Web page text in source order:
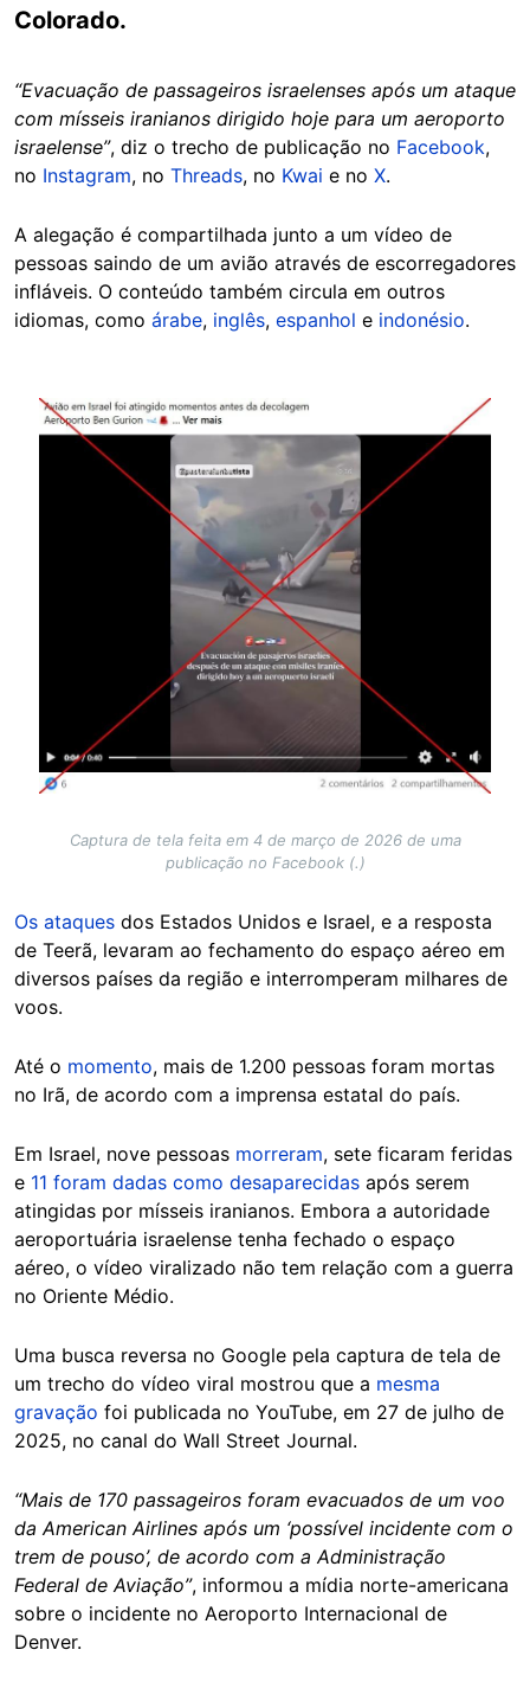
Colorado.
“Evacuação de passageiros israelenses após um ataque
com mísseis iranianos dirigido hoje para um aeroporto
israelense”, diz o trecho de publicação no Facebook,
no Instagram, no Threads, no Kwai e no X.
A alegação é compartilhada junto a um vídeo de
pessoas saindo de um avião através de escorregadores
infláveis. O conteúdo também circula em outros
idiomas, como árabe, inglês, espanhol e indonésio.
Image
Captura de tela feita em 4 de março de 2026 de uma
publicação no Facebook (.)
Os ataques dos Estados Unidos e Israel, e a resposta
de Teerã, levaram ao fechamento do espaço aéreo em
diversos países da região e interromperam milhares de
voos.
Até o momento, mais de 1.200 pessoas foram mortas
no Irã, de acordo com a imprensa estatal do país.
Em Israel, nove pessoas morreram, sete ficaram feridas
e 11 foram dadas como desaparecidas após serem
atingidas por mísseis iranianos. Embora a autoridade
aeroportuária israelense tenha fechado o espaço
aéreo, o vídeo viralizado não tem relação com a guerra
no Oriente Médio.
Uma busca reversa no Google pela captura de tela de
um trecho do vídeo viral mostrou que a mesma
gravação foi publicada no YouTube, em 27 de julho de
2025, no canal do Wall Street Journal.
“Mais de 170 passageiros foram evacuados de um voo
da American Airlines após um ‘possível incidente com o
trem de pouso’, de acordo com a Administração
Federal de Aviação”, informou a mídia norte-americana
sobre o incidente no Aeroporto Internacional de
Denver.